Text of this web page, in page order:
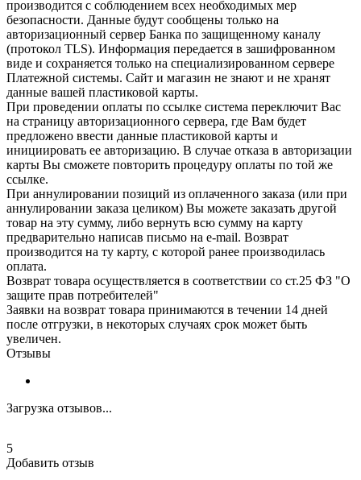
производится с соблюдением всех необходимых мер
безопасности. Данные будут сообщены только на
авторизационный сервер Банка по защищенному каналу
(протокол TLS). Информация передается в зашифрованном
виде и сохраняется только на специализированном сервере
Платежной системы. Сайт и магазин не знают и не хранят
данные вашей пластиковой карты.
При проведении оплаты по ссылке система переключит Вас
на страницу авторизационного сервера, где Вам будет
предложено ввести данные пластиковой карты и
инициировать ее авторизацию. В случае отказа в авторизации
карты Вы сможете повторить процедуру оплаты по той же
ссылке.
При аннулировании позиций из оплаченного заказа (или при
аннулировании заказа целиком) Вы можете заказать другой
товар на эту сумму, либо вернуть всю сумму на карту
предварительно написав письмо на e-mail. Возврат
производится на ту карту, с которой ранее производилась
оплата.
Возврат товара осуществляется в соответствии со ст.25 ФЗ "О
защите прав потребителей"
Заявки на возврат товара принимаются в течении 14 дней
после отгрузки, в некоторых случаях срок может быть
увеличен.
Отзывы
Загрузка отзывов...
5
Добавить отзыв